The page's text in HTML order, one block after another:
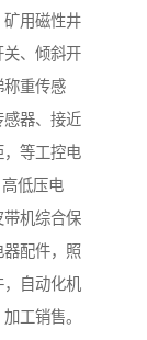
矿用磁性井
关、倾斜开
称重传感
感器、接近
，等工控电
低压电
带机综合保
器配件，照
，自动化机
工销售。